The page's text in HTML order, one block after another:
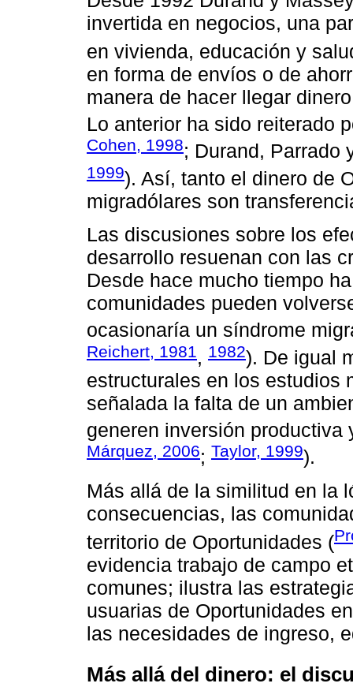
invertida en negocios, una
en vivienda, educación y
en forma de envíos o de
manera de hacer llegar
Lo anterior ha sido reiterado
Cohen, 1998; Durand, Parrado
1999). Así, tanto el dinero de
migradólares son
Las discusiones sobre los
desarrollo resuenan con las
Desde hace mucho tiempo
comunidades pueden
ocasionaría un síndrome
Reichert, 1981, 1982). De igual
estructurales en los estudios
señalada la falta de un
generen inversión productiva
Márquez, 2006; Taylor, 1999).
Más allá de la similitud en la
consecuencias, las
territorio de Oportunidades (
evidencia trabajo de campo
comunes; ilustra las
usuarias de Oportunidades
las necesidades de ingreso,
Más allá del dinero: el